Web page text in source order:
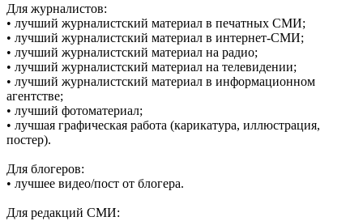
Для журналистов:
• лучший журналистский материал в печатных СМИ;
• лучший журналистский материал в интернет-СМИ;
• лучший журналистский материал на радио;
• лучший журналистский материал на телевидении;
• лучший журналистский материал в информационном
агентстве;
• лучший фотоматериал;
• лучшая графическая работа (карикатура, иллюстрация,
постер).
Для блогеров:
• лучшее видео/пост от блогера.
Для редакций СМИ: